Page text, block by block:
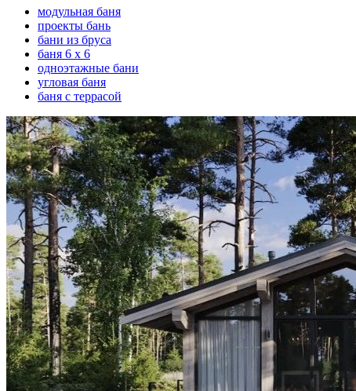
модульная баня
проекты бань
бани из бруса
баня 6 х 6
одноэтажные бани
угловая баня
баня с террасой